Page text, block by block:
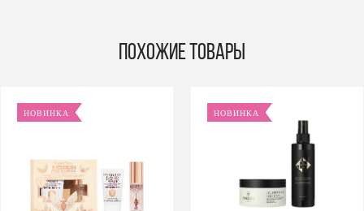
Похожие товары
НОВИНКА НОВИНКА